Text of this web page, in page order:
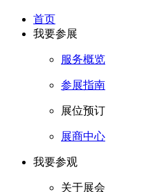
首页
我要参展
服务概览
参展指南
展位预订
展商中心
我要参观
关于展会